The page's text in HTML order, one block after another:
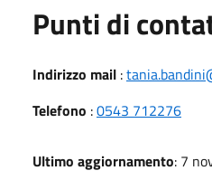
Punti di
Indirizzo mail :
Telefono :0543 712276
Ultimo aggiornamento: 7